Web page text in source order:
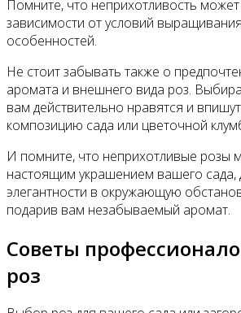
Помните, что неприхотливость
зависимости от условий
особенностей.
Не стоит забывать также о
аромата и внешнего вида роз.
вам действительно нравятся и
композицию сада или цветочной
И помните, что неприхотливые розы
настоящим украшением вашего сада,
элегантности в окружающую
подарив вам незабываемый аромат.
Советы
роз